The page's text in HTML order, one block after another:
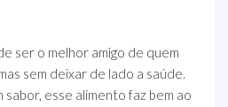
ser o melhor amigo de quem
sem deixar de lado a saúde.
esse alimento faz bem ao